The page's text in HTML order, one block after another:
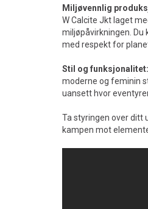
Miljøvennlig
W Calcite Jkt laget
miljøpåvirkningen. Du
med respekt for
Stil og funksjonalitet:
moderne og feminin
uansett hvor
Ta styringen over ditt
kampen mot